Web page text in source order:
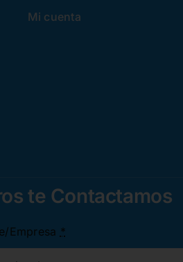
Mi cuenta
te Contactamos
Empresa *